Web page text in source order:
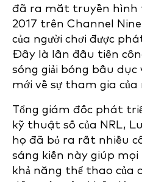
đã ra mắt truyền hình
2017 trên Channel
của người chơi được
Đây là lần đầu tiên
sóng giải bóng bầu
mới về sự tham gia của
Tổng giám đốc phát
kỹ thuật số của NRL,
họ đã bỏ ra rất nhiều
sáng kiến này giúp mọi
khả năng thể thao của